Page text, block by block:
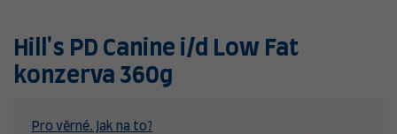
Hill's PD Canine i/d Low Fat
konzerva 360g
Pro věrné. Jak na to?